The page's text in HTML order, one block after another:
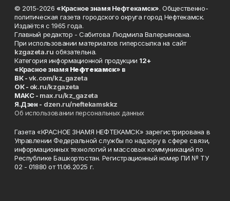
© 2015-2026 «Красное знамя Нефтекамск». Общественно-
политическая газета городского округа город Нефтекамск.
Издаётся с 1965 года.
Главный редактор - Сабитова Людмила Валерьяновна.
При использовании материалов гиперссылка на сайт
kzgazeta.ru обязательна.
Категория информационной продукции 12+
«Красное знамя Нефтекамск» в
ВК -vk.com/kz_gazeta
ОК - ok.ru/kzgazeta
MAKC - max.ru/kz_gazeta
Я.Дзен - dzen.ru/neftekamskkz
Об использовании персональных данных
Газета «КРАСНОЕ ЗНАМЯ НЕФТЕКАМСК» зарегистрирована в
Управлении Федеральной службы по надзору в сфере связи,
информационных технологий и массовых коммуникаций по
Республике Башкортостан. Регистрационный номер ПИ № ТУ
02 - 01880 от 11.06.2025 г.